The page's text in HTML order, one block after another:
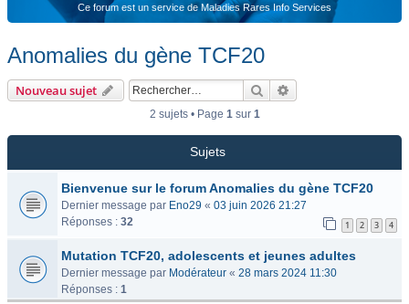
Ce forum est un service de Maladies Rares Info Services
Anomalies du gène TCF20
Nouveau sujet Rechercher
2 sujets • Page 1sur 1
Sujets
Bienvenue sur le forum Anomalies du gène TCF20
Dernier message par Eno29 « 03 juin 2026 21:27
Réponses : 32 1 2 3 4
Mutation TCF20, adolescents et jeunes adultes
Dernier message par Modérateur « 28 mars 2024 11:30
Réponses : 1